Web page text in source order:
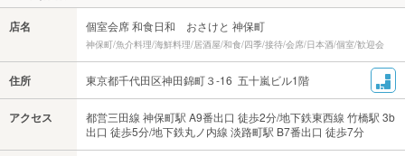
店名 個室会席 和食日和 おさけと 神保町
神保町/魚介料理/海鮮料理/居酒屋/和食/四季/接待/会席/日本酒/個室/歓迎会
住所 東京都千代田区神田錦町３-16 五十嵐ビル1階
アクセス
都営三田線 神保町駅 A9番出口 徒歩2分/地下鉄東西線 竹橋駅 3b
出口 徒歩5分/地下鉄丸ノ内線 淡路町駅 B7番出口 徒歩7分